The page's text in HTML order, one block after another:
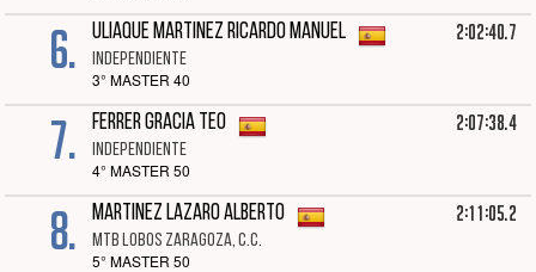
6. ULIAQUE MARTINEZ RICARDO MANUEL
INDEPENDIENTE
3° MASTER 40
2:02:40.7
7. FERRER GRACIA TEO
INDEPENDIENTE
4° MASTER 50
2:07:38.4
8. MARTINEZ LAZARO ALBERTO
MTB LOBOS ZARAGOZA, C.C.
5° MASTER 50
2:11:05.2